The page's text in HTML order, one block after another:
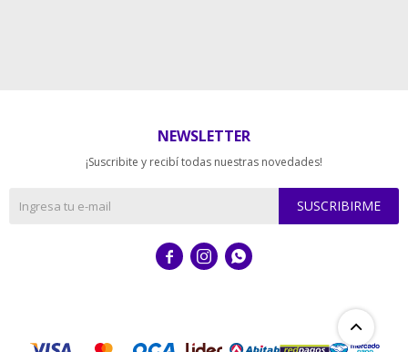
NEWSLETTER
¡Suscribite y recibí todas nuestras novedades!
SUSCRIBIRME
  